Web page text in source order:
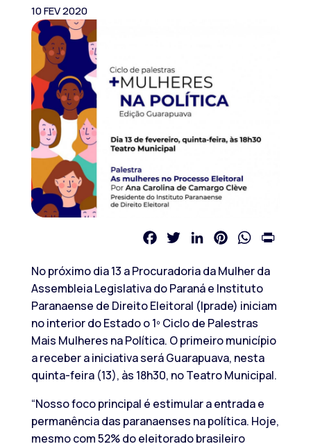
10 FEV 2020
FacebookTwitterLinkedInPinterestWhatsApp
No próximo dia 13 a Procuradoria da Mulher da
Assembleia Legislativa do Paraná e Instituto
Paranaense de Direito Eleitoral (Iprade) iniciam
no interior do Estado o 1º Ciclo de Palestras
Mais Mulheres na Política. O primeiro município
a receber a iniciativa será Guarapuava, nesta
quinta-feira (13), às 18h30, no Teatro Municipal.
“Nosso foco principal é estimular a entrada e
permanência das paranaenses na política. Hoje,
mesmo com 52% do eleitorado brasileiro